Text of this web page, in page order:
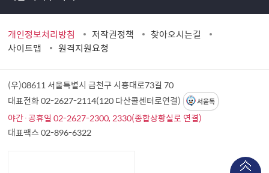
개인정보처리방침 저작권정책
찾아오시는길
사이트맵
원격지원요청
(우)08611 서울특별시 금천구 시흥대로73길 70
대표전화 02-2627-2114(120 다산콜센터로연결)
서울톡
야간·공휴일 02-2627-2300, 2330(종합상황실로 연결)
대표팩스 02-896-6322